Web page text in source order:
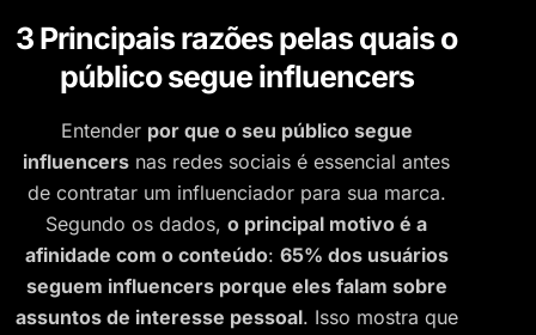
3 Principais razões pelas quais o
público segue influencers
Entender por que o seu público segue
influencers nas redes sociais é essencial antes
de contratar um influenciador para sua marca.
Segundo os dados, o principal motivo é a
afinidade com o conteúdo: 65% dos usuários
seguem influencers porque eles falam sobre
assuntos de interesse pessoal. Isso mostra que